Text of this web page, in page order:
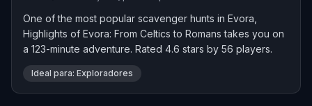
One of the most popular scavenger hunts in Evora,
Highlights of Evora: From Celtics to Romans takes you on
a 123-minute adventure. Rated 4.6 stars by 56 players.
Ideal para: Exploradores